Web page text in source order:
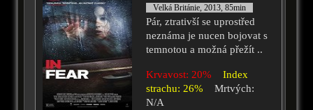
Velká Británie, 2013, 85min
Pár, ztrativší se uprostřed
neznáma je nucen bojovat s
temnotou a možná přežít ..
Krvavost: 20%
Index
strachu: 26%
Mrtvých:
N/A